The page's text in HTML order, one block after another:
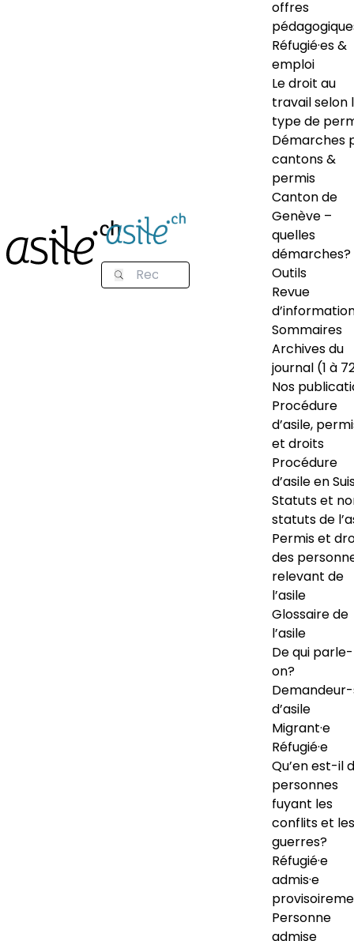
offres
Réfugié·es &
emploi
Le droit au
travail selon
type de
Démarches
cantons &
permis
Canton de
Genève –
quelles
démarches?
Outils
Revue
Sommaires
Archives du
journal (1 à
Nos
Procédure
d’asile,
et droits
Procédure
d’asile en
Statuts et
statuts de
Permis et
des
relevant de
l’asile
Glossaire de
l’asile
De qui
on?
d’asile
Migrant·e
Réfugié·e
Qu’en est-il
personnes
fuyant les
conflits et les
guerres?
Réfugié·e
admis·e
Personne
admise